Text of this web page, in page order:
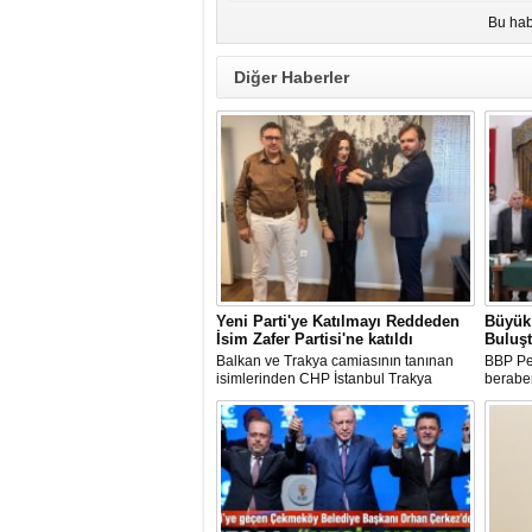
Bu
Diğer Haberler
Yeni Parti'ye Katılmayı Reddeden
İsim Zafer Partisi'ne katıldı
Balkan ve Trakya camiasının tanınan
isimlerinden CHP İstanbul Trakya
Rumeli Balkan Komisyonu Üyesi Semra
Eyüpoğlu'nun Zafer Partisi'ne katılması
heyecana sahne oldu.
BBP